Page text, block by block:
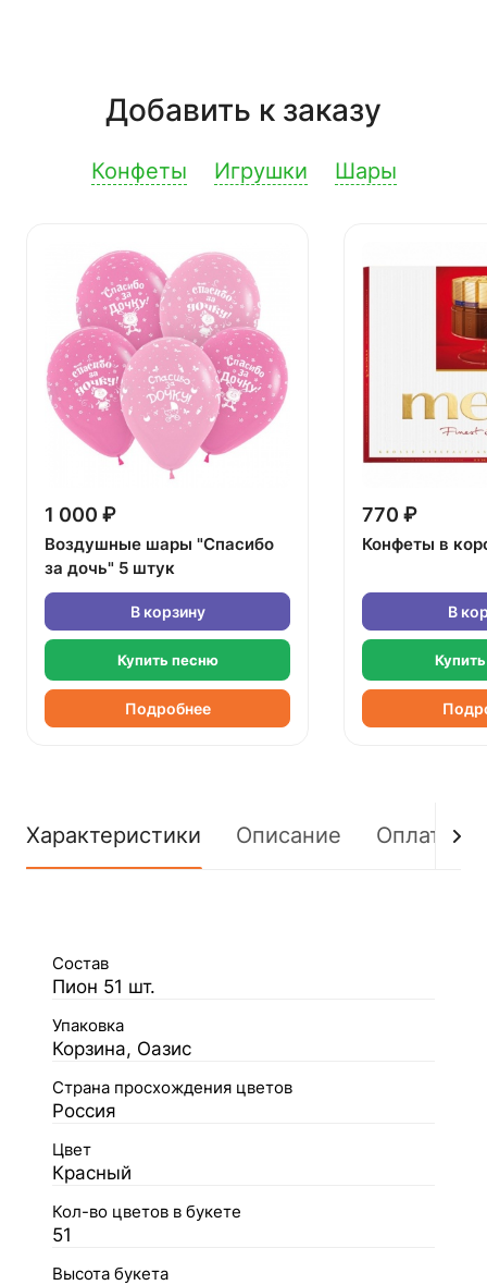
Добавить к заказу
Конфеты Игрушки Шары
1 000 ₽
Воздушные шары "Спасибо
за дочь" 5 штук
В корзину
Купить песню
Подробнее
770 ₽
Конфеты в
В
Характеристики Описание Оплата
Состав
Пион 51 шт.
Упаковка
Корзина, Оазис
Страна просхождения цветов
Россия
Цвет
Красный
Кол-во цветов в букете
51
Высота букета